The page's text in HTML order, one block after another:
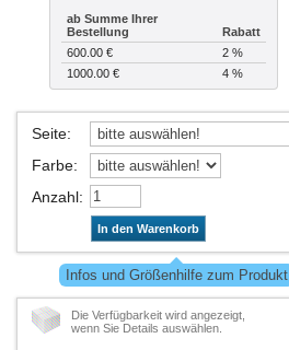
ab Summe Ihrer
Bestellung
Rabatt
600.00 €
2 %
1000.00 €
4 %
Seite:
Farbe:
Anzahl:
In den Warenkorb
Infos und Größenhilfe zum Produkt
Die Verfügbarkeit wird angezeigt,
wenn Sie Details auswählen.